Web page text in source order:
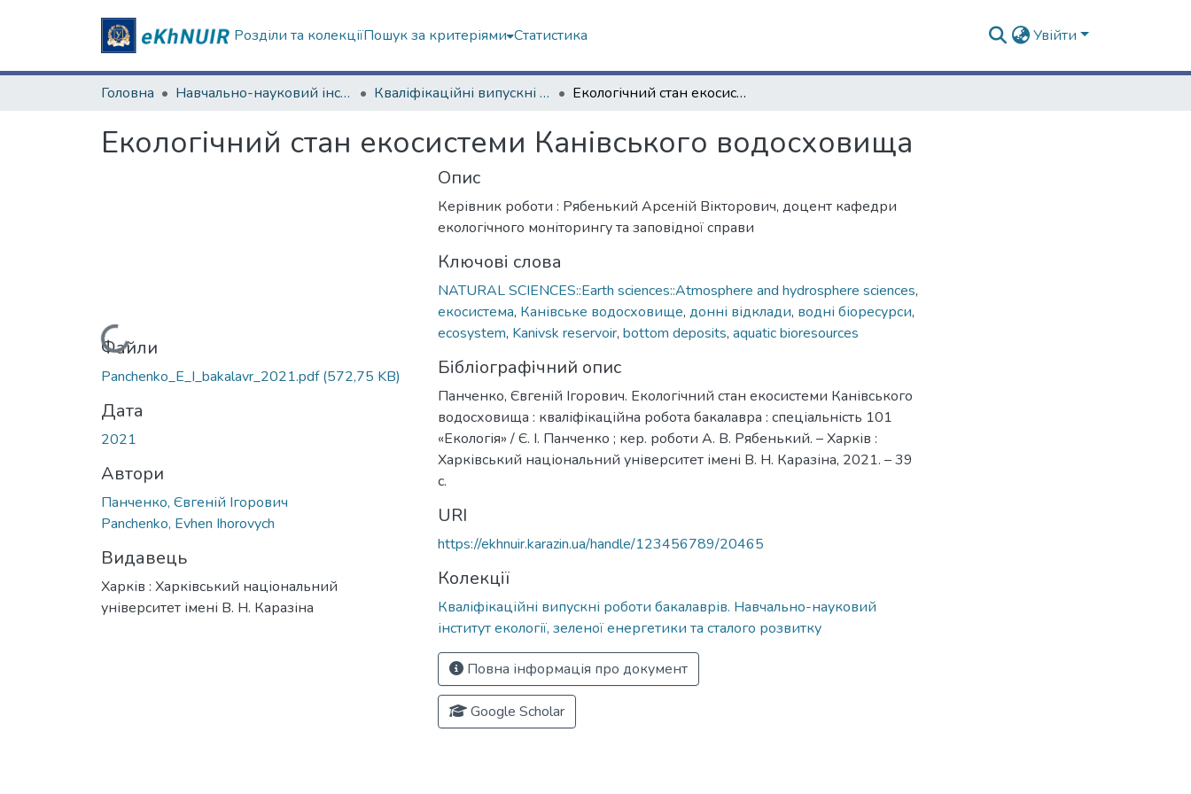
Розділи та колекціїПошук за критеріями Статистика Увійти
Головна Навчально-науковий інститут екології, зеленої енергетики та сталого розвитку Кваліфікаційні випускні роботи бакалаврів. Навчально-науковий інститут екології, зеленої енергетики та сталого розвитку Екологічний стан екосистеми Канівського водосховища
Екологічний стан екосистеми Канівського водосховища
Вантажиться...
Файли
Panchenko_E_I_bakalavr_2021.pdf(572,75 KB)
Дата
2021
Автори
Панченко, Євгеній Ігорович
Panchenko, Evhen Ihorovych
Видавець
Харків : Харківський національний
університет імені В. Н. Каразіна
Опис
Керівник роботи : Рябенький Арсеній Вікторович, доцент кафедри
екологічного моніторингу та заповідної справи
Ключові слова
NATURAL SCIENCES::Earth sciences::Atmosphere and hydrosphere sciences,
екосистема, Канівське водосховище, донні відклади, водні біоресурси,
ecosystem, Kanivsk reservoir, bottom deposits, aquatic bioresources
Бібліографічний опис
Панченко, Євгеній Ігорович. Екологічний стан екосистеми Канівського
водосховища : кваліфікаційна робота бакалавра : спеціальність 101
«Екологія» / Є. І. Панченко ; кер. роботи А. В. Рябенький. – Харків :
Харківський національний університет імені В. Н. Каразіна, 2021. – 39
c.
URI
https://ekhnuir.karazin.ua/handle/123456789/20465
Колекції
Кваліфікаційні випускні роботи бакалаврів. Навчально-науковий
інститут екології, зеленої енергетики та сталого розвитку
Повна інформація про документ
Google Scholar